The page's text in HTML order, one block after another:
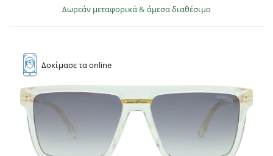
Δωρεάν μεταφορικά& άμεσα διαθέσιμο
Δοκίμασετα online